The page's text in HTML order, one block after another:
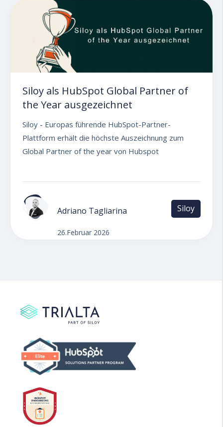
Siloy als HubSpot Global Partner of
the Year ausgezeichnet
Siloy - Europas führende HubSpot-Partner-
Plattform erhält die höchste Auszeichnung zum
Global Partner of the year von Hubspot
Adriano Tagliarina
26.Februar 2026
Siloy